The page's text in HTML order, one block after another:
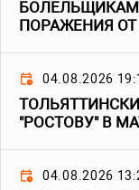
БОЛЕЛЬЩИКАМ
ПОРАЖЕНИЯ ОТ
04.08.2026
"РОСТОВУ" В
04.08.2026